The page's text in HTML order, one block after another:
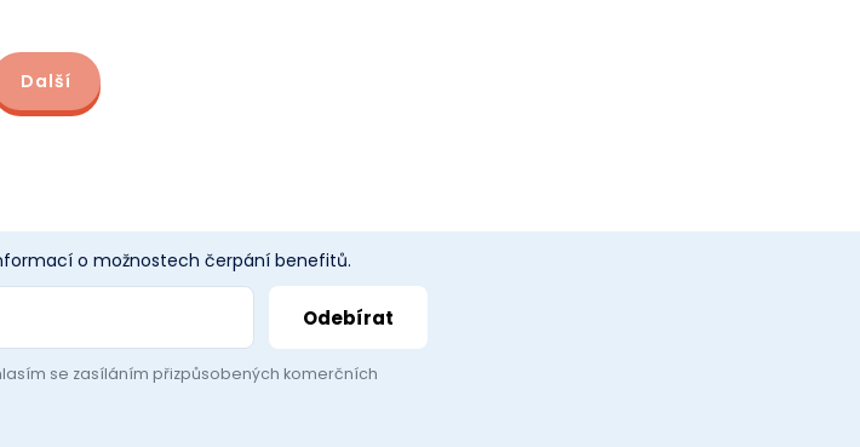
Další
o možnostech čerpání benefitů.
se zasíláním přizpůsobených komerčních